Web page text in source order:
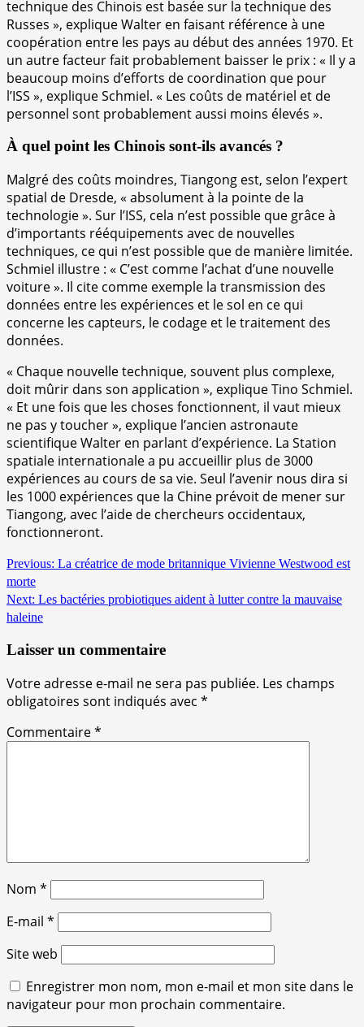
technique des Chinois est basée sur la technique des
Russes », explique Walter en faisant référence à une
coopération entre les pays au début des années 1970. Et
un autre facteur fait probablement baisser le prix : « Il y a
beaucoup moins d’efforts de coordination que pour
l’ISS », explique Schmiel. « Les coûts de matériel et de
personnel sont probablement aussi moins élevés ».
À quel point les Chinois sont-ils avancés ?
Malgré des coûts moindres, Tiangong est, selon l’expert
spatial de Dresde, « absolument à la pointe de la
technologie ». Sur l’ISS, cela n’est possible que grâce à
d’importants rééquipements avec de nouvelles
techniques, ce qui n’est possible que de manière limitée.
Schmiel illustre : « C’est comme l’achat d’une nouvelle
voiture ». Il cite comme exemple la transmission des
données entre les expériences et le sol en ce qui
concerne les capteurs, le codage et le traitement des
données.
« Chaque nouvelle technique, souvent plus complexe,
doit mûrir dans son application », explique Tino Schmiel.
« Et une fois que les choses fonctionnent, il vaut mieux
ne pas y toucher », explique l’ancien astronaute
scientifique Walter en parlant d’expérience. La Station
spatiale internationale a pu accueillir plus de 3000
expériences au cours de sa vie. Seul l’avenir nous dira si
les 1000 expériences que la Chine prévoit de mener sur
Tiangong, avec l’aide de chercheurs occidentaux,
fonctionneront.
Continue
Reading
Previous: La créatrice de mode britannique Vivienne Westwood est
morte
Next: Les bactéries probiotiques aident à lutter contre la mauvaise
haleine
Laisser un commentaire
Votre adresse e-mail ne sera pas publiée. Les champs
obligatoires sont indiqués avec *
Commentaire*
Nom *
E-mail *
Site web
Enregistrer mon nom, mon e-mail et mon site dans le
navigateur pour mon prochain commentaire.